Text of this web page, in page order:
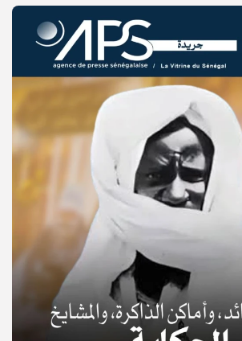
© Copyright 2025, APS